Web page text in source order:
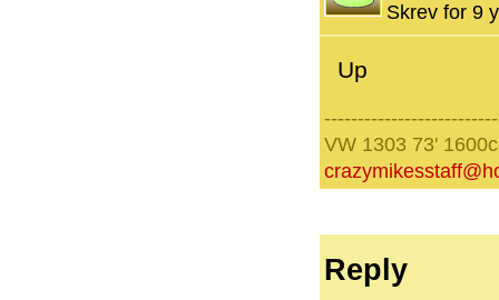
Skrev for 9
Up
VW 1303 73'
Reply